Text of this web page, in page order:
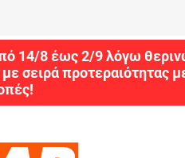
14/8 έως 2/9 λόγω
σειρά προτεραιότητας